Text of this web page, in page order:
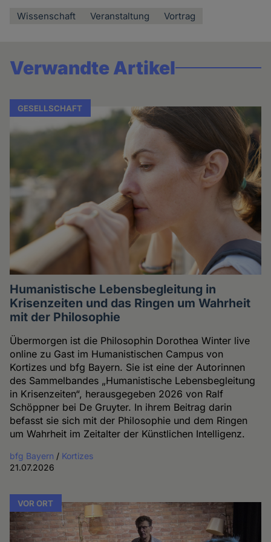
Wissenschaft Veranstaltung Vortrag
Verwandte Artikel
GESELLSCHAFT
Humanistische Lebensbegleitung in
Krisenzeiten und das Ringen um Wahrheit
mit der Philosophie
Übermorgen ist die Philosophin Dorothea Winter live
online zu Gast im Humanistischen Campus von
Kortizes und bfg Bayern. Sie ist eine der Autorinnen
des Sammelbandes „Humanistische Lebensbegleitung
in Krisenzeiten“, herausgegeben 2026 von Ralf
Schöppner bei De Gruyter. In ihrem Beitrag darin
befasst sie sich mit der Philosophie und dem Ringen
um Wahrheit im Zeitalter der Künstlichen Intelligenz.
bfg Bayern / Kortizes
21.07.2026
VOR ORT